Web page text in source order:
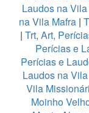
Laudos na
na Vila Mafra |
| Trt, Art,
Perícias e
Perícias e
Laudos na
Vila
Moinho